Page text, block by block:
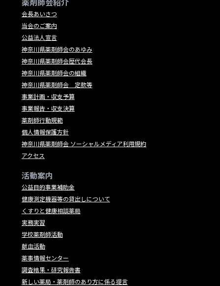
会長あいさつ
当会のご案内
公益法人宣言
神奈川県薬剤師会のあゆみ
神奈川県薬剤師会歴代会長
神奈川県薬剤師会の組織
神奈川県薬剤師会 定款等
事業計画・収支予算
事業報告・収支決算
薬剤師行動規範
個人情報保護方針
神奈川県薬剤師会 ソーシャルメディア利用規約
アクセス
活動案内
公益目的事業補助金
健康測定機器等の貸出しについて
くすりと健康相談薬局
実務実習
学校薬剤師活動
献血活動
薬事情報センター
調査結果・研究報告書
新しい薬局・薬剤師のあり方に係る提言